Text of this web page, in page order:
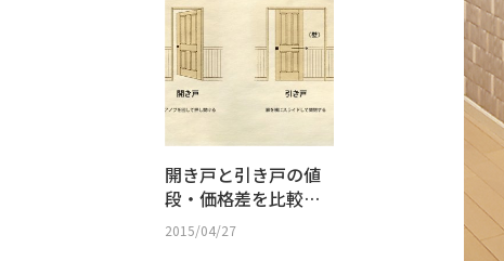
開き戸と引き戸の値
段・価格差を比較｜
防音性・間取り・選
び方まとめ
2015/04/27